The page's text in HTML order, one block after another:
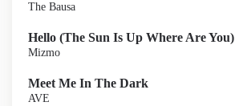
The Bausa
Hello (The Sun Is Up Where Are You)
Mizmo
Meet Me In The Dark
AVE